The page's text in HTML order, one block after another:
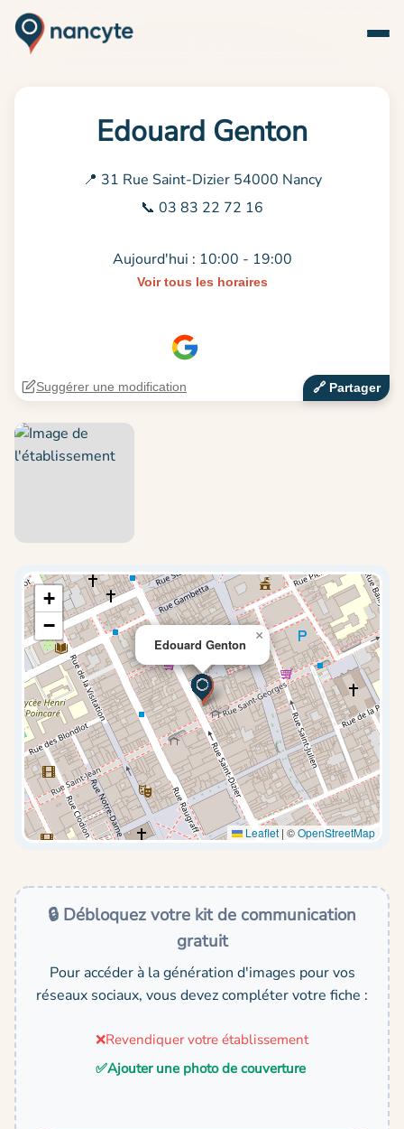
Edouard Genton
📍 31 Rue Saint-Dizier 54000 Nancy
📞 03 83 22 72 16
Aujourd'hui : 10:00 - 19:00
Voir tous les horaires
🔗‍️ Partager
Suggérer une modification
Edouard Genton
×
+
−
Leaflet | ©OpenStreetMap
🔒 Débloquez votre kit de communication
gratuit
Pour accéder à la génération d'images pour vos
réseaux sociaux, vous devez compléter votre fiche :
❌Revendiquer votre établissement
✅Ajouter une photo de couverture